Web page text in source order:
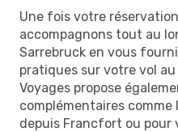
Une fois votre
accompagnons tout au
Sarrebruck en vous
pratiques sur votre vol
Voyages propose
complémentaires
depuis Francfort ou